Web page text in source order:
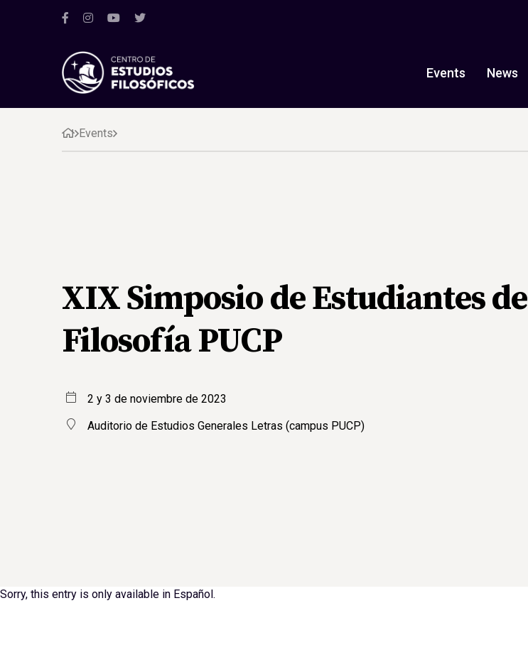
Events News
Events
XIX Simposio de Estudiantes de
Filosofía PUCP
2 y 3 de noviembre de 2023
Auditorio de Estudios Generales Letras (campus PUCP)
Sorry, this entry is only available in Español.